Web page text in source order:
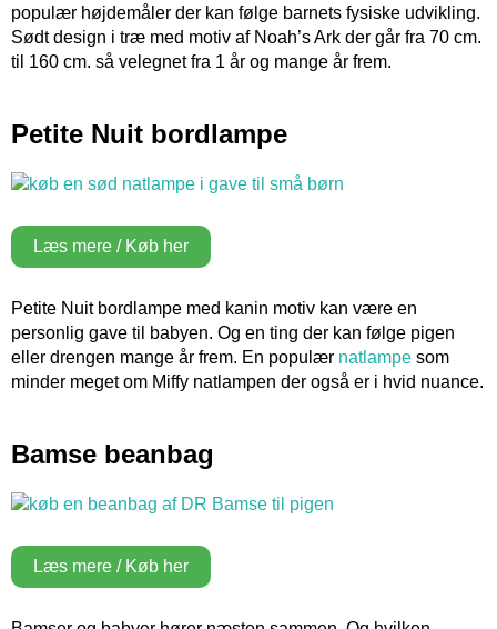
populær højdemåler der kan følge barnets fysiske udvikling.
Sødt design i træ med motiv af Noah’s Ark der går fra 70 cm.
til 160 cm. så velegnet fra 1 år og mange år frem.
Petite Nuit bordlampe
Læs mere / Køb her
Petite Nuit bordlampe med kanin motiv kan være en
personlig gave til babyen. Og en ting der kan følge pigen
eller drengen mange år frem. En populær natlampe som
minder meget om Miffy natlampen der også er i hvid nuance.
Bamse beanbag
Læs mere / Køb her